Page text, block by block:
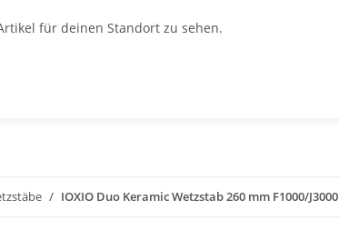
für deinen Standort zu sehen.
IOXIO Duo Keramic Wetzstab 260 mm F1000/J3000